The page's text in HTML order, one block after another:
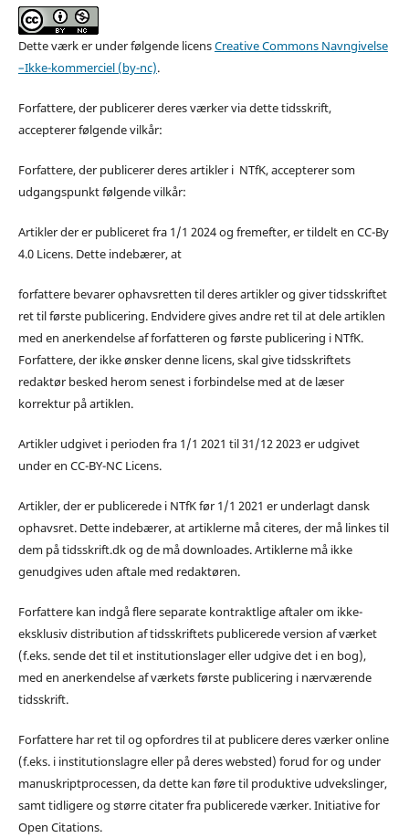
Dette værk er under følgende licensCreative Commons Navngivelse
–Ikke-kommerciel (by-nc).
Forfattere, der publicerer deres værker via dette tidsskrift,
accepterer følgende vilkår:
Forfattere, der publicerer deres artikler i NTfK, accepterer som
udgangspunkt følgende vilkår:
Artikler der er publiceret fra 1/1 2024 og fremefter, er tildelt en CC-By
4.0 Licens. Dette indebærer, at
forfattere bevarer ophavsretten til deres artikler og giver tidsskriftet
ret til første publicering. Endvidere gives andre ret til at dele artiklen
med en anerkendelse af forfatteren og første publicering i NTfK.
Forfattere, der ikke ønsker denne licens, skal give tidsskriftets
redaktør besked herom senest i forbindelse med at de læser
korrektur på artiklen.
Artikler udgivet i perioden fra 1/1 2021 til 31/12 2023 er udgivet
under en CC-BY-NC Licens.
Artikler, der er publicerede i NTfK før 1/1 2021 er underlagt dansk
ophavsret. Dette indebærer, at artiklerne må citeres, der må linkes til
dem på tidsskrift.dk og de må downloades. Artiklerne må ikke
genudgives uden aftale med redaktøren.
Forfattere kan indgå flere separate kontraktlige aftaler om ikke-
eksklusiv distribution af tidsskriftets publicerede version af værket
(f.eks. sende det til et institutionslager eller udgive det i en bog),
med en anerkendelse af værkets første publicering i nærværende
tidsskrift.
Forfattere har ret til og opfordres til at publicere deres værker online
(f.eks. i institutionslagre eller på deres websted) forud for og under
manuskriptprocessen, da dette kan føre til produktive udvekslinger,
samt tidligere og større citater fra publicerede værker. Initiative for
Open Citations.